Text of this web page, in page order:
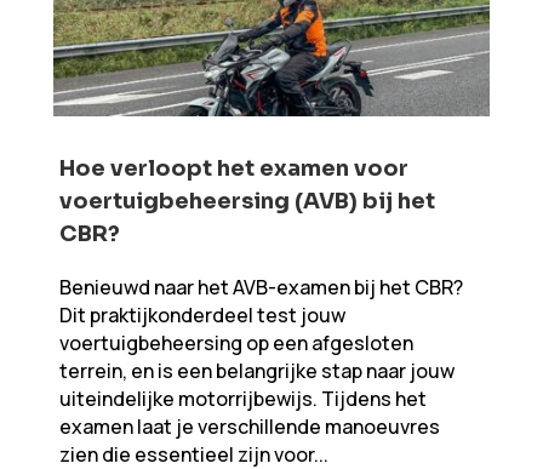
Hoe verloopt het examen voor
voertuigbeheersing (AVB) bij het
CBR?
Benieuwd naar het AVB-examen bij het CBR?
Dit praktijkonderdeel test jouw
voertuigbeheersing op een afgesloten
terrein, en is een belangrijke stap naar jouw
uiteindelijke motorrijbewijs. Tijdens het
examen laat je verschillende manoeuvres
zien die essentieel zijn voor...